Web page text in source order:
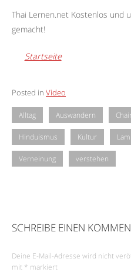
Thai Lernen.net Kostenlos und
gemacht!
Startseite
Posted in Video
Alltag Auswandern
Hinduismus Kultur
Verneinung verstehen
SCHREIBE EINEN
Deine E-Mail-Adresse wird nicht
mit * markiert